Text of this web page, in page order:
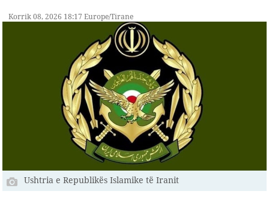
Korrik 08, 2026 18:17 Europe/Tirane
Ushtria e Republikës Islamike të Iranit